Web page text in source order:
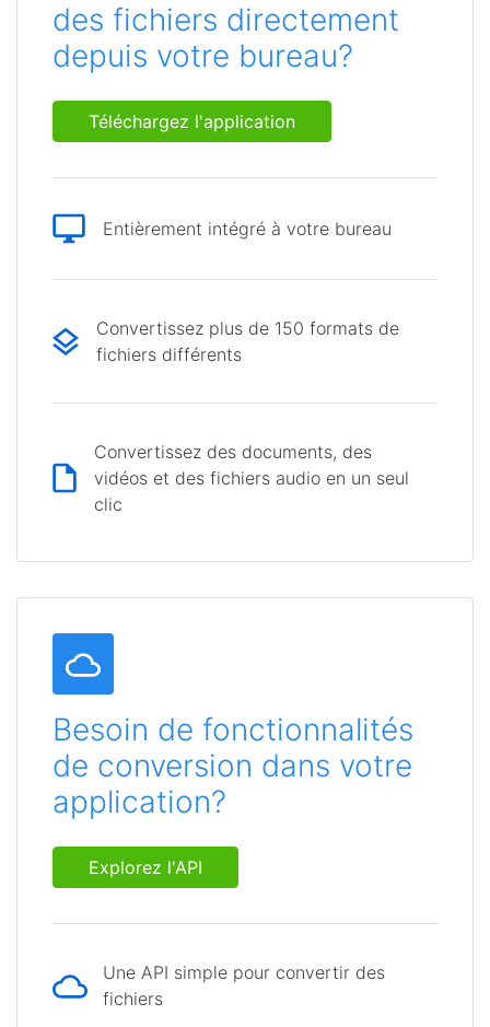
des fichiers directement
depuis votre bureau?
Téléchargez l'application
Entièrement intégré à votre bureau
Convertissez plus de 150 formats de
fichiers différents
Convertissez des documents, des
vidéos et des fichiers audio en un seul
clic
Besoin de fonctionnalités
de conversion dans votre
application?
Explorez l'API
Une API simple pour convertir des
fichiers